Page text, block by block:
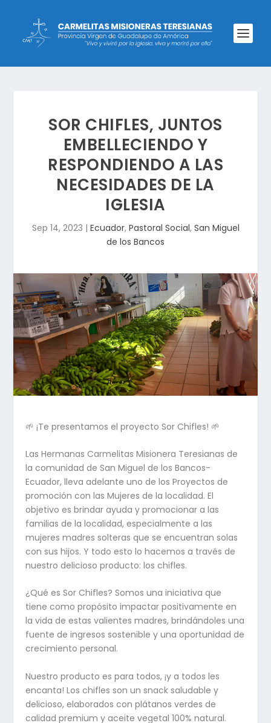
SOR CHIFLES, JUNTOS
EMBELLECIENDO Y
RESPONDIENDO A LAS
NECESIDADES DE LA
IGLESIA
Sep 14, 2023 | Ecuador, Pastoral Social, San Miguel
de los Bancos
🌱 ¡Te presentamos el proyecto Sor Chifles! 🌱
Las Hermanas Carmelitas Misionera Teresianas de
la comunidad de San Miguel de los Bancos-
Ecuador, lleva adelante uno de los Proyectos de
promoción con las Mujeres de la localidad. El
objetivo es brindar ayuda y promocionar a las
familias de la localidad, especialmente a las
mujeres madres solteras que se encuentran solas
con sus hijos. Y todo esto lo hacemos a través de
nuestro delicioso producto: los chifles.
¿Qué es Sor Chifles? Somos una iniciativa que
tiene como propósito impactar positivamente en
la vida de estas valientes madres, brindándoles una
fuente de ingresos sostenible y una oportunidad de
crecimiento personal.
Nuestro producto es para todos, ¡y a todos les
encanta! Los chifles son un snack saludable y
delicioso, elaborados con plátanos verdes de
calidad premium y aceite vegetal 100% natural.